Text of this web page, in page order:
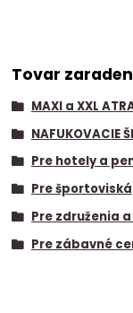
Tovar
MAXI a XXL
NAFUKOVACIE
Pre hotely a
Pre športoviská
Pre združenia
Pre zábavné